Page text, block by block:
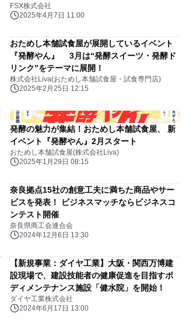
FSX株式会社
2025年4月7日 11:00
おためし本舗試食屋が展開しているイベント
『発酵やん』 3月は“発酵スイーツ・発酵ド
リンク”をテーマに展開！
株式会社Liva(おためし本舗試食屋・試食専門店)
2025年2月25日 12:15
発酵の魅力が集結！おためし本舗試食屋、 新
イベント『発酵やん』2月スタート
おためし本舗試食屋(株式会社Liva)
2025年1月29日 08:15
奈良拠点15社の創意工夫に満ちた商品やサー
ビスを発表！ ビジネスマッチならビジネスコ
ンテスト開催
奈良県商工会連合会
2024年12月6日 13:30
【新規事業：ダイヤ工業】大阪・関西万博建
設現場で、建設技能者の健康促進を目指すボ
ディメンテナンス施設「健水院」を開始！
ダイヤ工業株式会社
2024年6月17日 13:00